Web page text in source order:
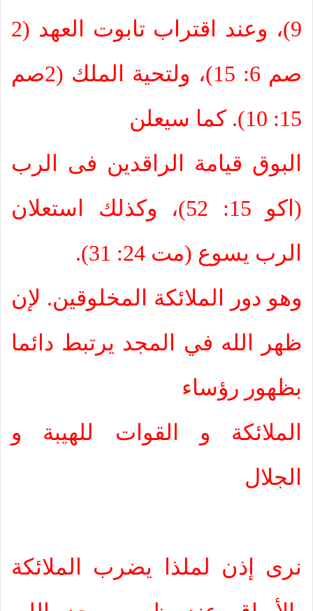
9)، وعند اقتراب تابوت العهد (2
صم 6: 15)، ولتحية الملك (2صم
15: 10). كما سيعلن
البوق قيامة الراقدين فى الرب
(اكو 15: 52)، وكذلك استعلان
الرب يسوع (مت 24: 31).
وهو دور الملائكة المخلوقين. لإن
ظهر الله في المجد يرتبط دائما
بظهور رؤساء
الملائكة و القوات للهيبة و
الجلال
نرى إذن لملذا يضرب الملائكة